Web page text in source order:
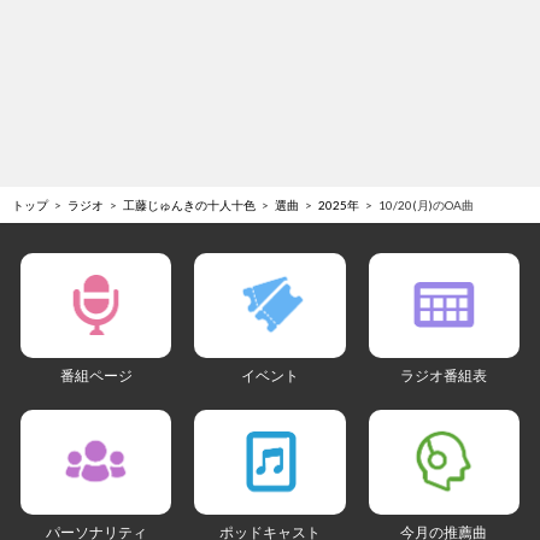
トップ ラジオ 工藤じゅんきの十人十色 選曲 2025年 10/20(月)のOA曲
番組ページ イベント ラジオ番組表
パーソナリティ ポッドキャスト 今月の推薦曲